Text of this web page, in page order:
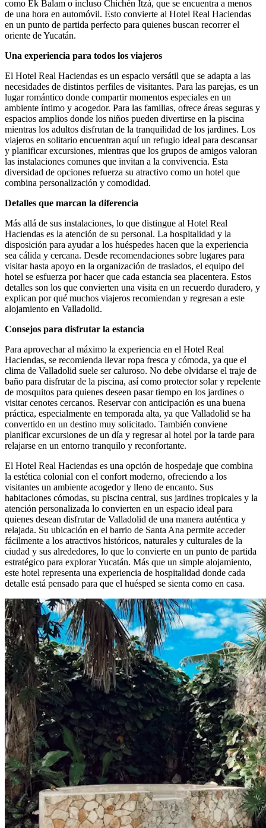
como Ek Balam o incluso Chichén Itzá, que se encuentra a menos
de una hora en automóvil. Esto convierte al Hotel Real Haciendas
en un punto de partida perfecto para quienes buscan recorrer el
oriente de Yucatán.
Una experiencia para todos los viajeros
El Hotel Real Haciendas es un espacio versátil que se adapta a las
necesidades de distintos perfiles de visitantes. Para las parejas, es un
lugar romántico donde compartir momentos especiales en un
ambiente íntimo y acogedor. Para las familias, ofrece áreas seguras y
espacios amplios donde los niños pueden divertirse en la piscina
mientras los adultos disfrutan de la tranquilidad de los jardines. Los
viajeros en solitario encuentran aquí un refugio ideal para descansar
y planificar excursiones, mientras que los grupos de amigos valoran
las instalaciones comunes que invitan a la convivencia. Esta
diversidad de opciones refuerza su atractivo como un hotel que
combina personalización y comodidad.
Detalles que marcan la diferencia
Más allá de sus instalaciones, lo que distingue al Hotel Real
Haciendas es la atención de su personal. La hospitalidad y la
disposición para ayudar a los huéspedes hacen que la experiencia
sea cálida y cercana. Desde recomendaciones sobre lugares para
visitar hasta apoyo en la organización de traslados, el equipo del
hotel se esfuerza por hacer que cada estancia sea placentera. Estos
detalles son los que convierten una visita en un recuerdo duradero, y
explican por qué muchos viajeros recomiendan y regresan a este
alojamiento en Valladolid.
Consejos para disfrutar la estancia
Para aprovechar al máximo la experiencia en el Hotel Real
Haciendas, se recomienda llevar ropa fresca y cómoda, ya que el
clima de Valladolid suele ser caluroso. No debe olvidarse el traje de
baño para disfrutar de la piscina, así como protector solar y repelente
de mosquitos para quienes deseen pasar tiempo en los jardines o
visitar cenotes cercanos. Reservar con anticipación es una buena
práctica, especialmente en temporada alta, ya que Valladolid se ha
convertido en un destino muy solicitado. También conviene
planificar excursiones de un día y regresar al hotel por la tarde para
relajarse en un entorno tranquilo y reconfortante.
El Hotel Real Haciendas es una opción de hospedaje que combina
la estética colonial con el confort moderno, ofreciendo a los
visitantes un ambiente acogedor y lleno de encanto. Sus
habitaciones cómodas, su piscina central, sus jardines tropicales y la
atención personalizada lo convierten en un espacio ideal para
quienes desean disfrutar de Valladolid de una manera auténtica y
relajada. Su ubicación en el barrio de Santa Ana permite acceder
fácilmente a los atractivos históricos, naturales y culturales de la
ciudad y sus alrededores, lo que lo convierte en un punto de partida
estratégico para explorar Yucatán. Más que un simple alojamiento,
este hotel representa una experiencia de hospitalidad donde cada
detalle está pensado para que el huésped se sienta como en casa.